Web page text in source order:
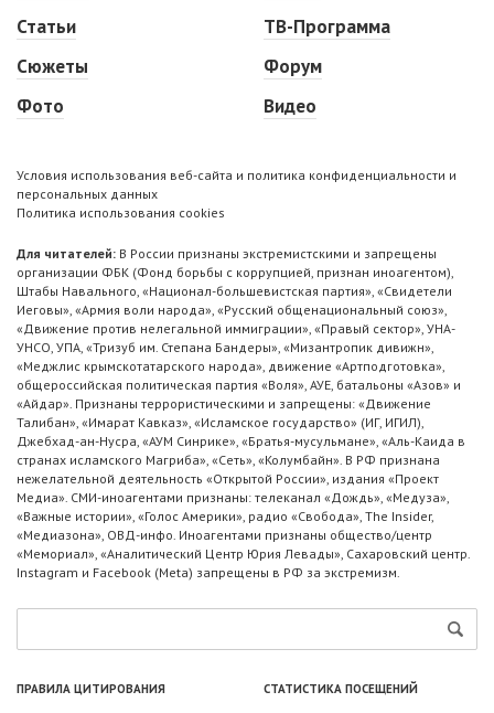
Статьи
Сюжеты
Фото
ТВ-Программа
Форум
Видео
Условия использования веб-сайта и политика конфиденциальности и
персональных данных
Политика использования cookies
Для читателей: В России признаны экстремистскими и запрещены
организации ФБК (Фонд борьбы с коррупцией, признан иноагентом),
Штабы Навального, «Национал-большевистская партия», «Свидетели
Иеговы», «Армия воли народа», «Русский общенациональный союз»,
«Движение против нелегальной иммиграции», «Правый сектор», УНА-
УНСО, УПА, «Тризуб им. Степана Бандеры», «Мизантропик дивижн»,
«Меджлис крымскотатарского народа», движение «Артподготовка»,
общероссийская политическая партия «Воля», АУЕ, батальоны «Азов» и
«Айдар». Признаны террористическими и запрещены: «Движение
Талибан», «Имарат Кавказ», «Исламское государство» (ИГ, ИГИЛ),
Джебхад-ан-Нусра, «АУМ Синрике», «Братья-мусульмане», «Аль-Каида в
странах исламского Магриба», «Сеть», «Колумбайн». В РФ признана
нежелательной деятельность «Открытой России», издания «Проект
Медиа». СМИ-иноагентами признаны: телеканал «Дождь», «Медуза»,
«Важные истории», «Голос Америки», радио «Свобода», The Insider,
«Медиазона», ОВД-инфо. Иноагентами признаны общество/центр
«Мемориал», «Аналитический Центр Юрия Левады», Сахаровский центр.
Instagram и Facebook (Metа) запрещены в РФ за экстремизм.
ПРАВИЛА ЦИТИРОВАНИЯ СТАТИСТИКА ПОСЕЩЕНИЙ